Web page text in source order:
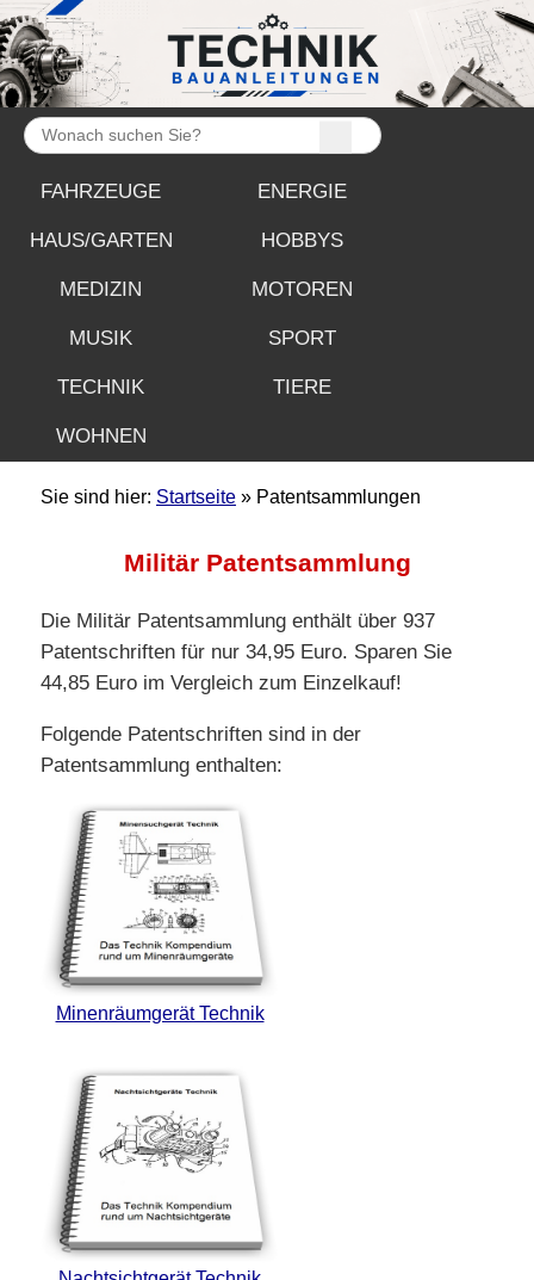
FAHRZEUGE ENERGIE
HAUS/GARTEN HOBBYS
MEDIZIN MOTOREN
MUSIK SPORT
TECHNIK TIERE
WOHNEN
Sie sind hier: Startseite » Patentsammlungen
Militär Patentsammlung
Die Militär Patentsammlung enthält über 937
Patentschriften für nur 34,95 Euro. Sparen Sie
44,85 Euro im Vergleich zum Einzelkauf!
Folgende Patentschriften sind in der
Patentsammlung enthalten:
Minenräumgerät Technik